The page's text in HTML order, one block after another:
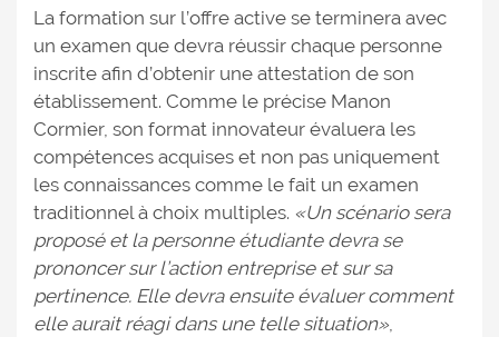
La formation sur l’offre active se terminera avec
un examen que devra réussir chaque personne
inscrite afin d’obtenir une attestation de son
établissement. Comme le précise Manon
Cormier, son format innovateur évaluera les
compétences acquises et non pas uniquement
les connaissances comme le fait un examen
traditionnel à choix multiples. «Un scénario sera
proposé et la personne étudiante devra se
prononcer sur l’action entreprise et sur sa
pertinence. Elle devra ensuite évaluer comment
elle aurait réagi dans une telle situation»,